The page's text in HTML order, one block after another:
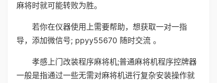
麻将时就可能转败为胜。
若你在仪器使用上需要帮助，想获取一对一指
导，添加微信号; ppyy55670 随时交流 。
孝感上门改装程序麻将机;普通麻将机程序控牌器
一般是指通过一些无需对麻将机进行复杂安装操作就